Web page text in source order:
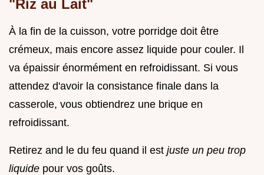
"Riz au Lait"
À la fin de la cuisson, votre porridge doit être
crémeux, mais encore assez liquide pour couler. Il
va épaissir énormément en refroidissant. Si vous
attendez d'avoir la consistance finale dans la
casserole, vous obtiendrez une brique en
refroidissant.
Retirez and le du feu quand il est juste un peu trop
liquide pour vos goûts.